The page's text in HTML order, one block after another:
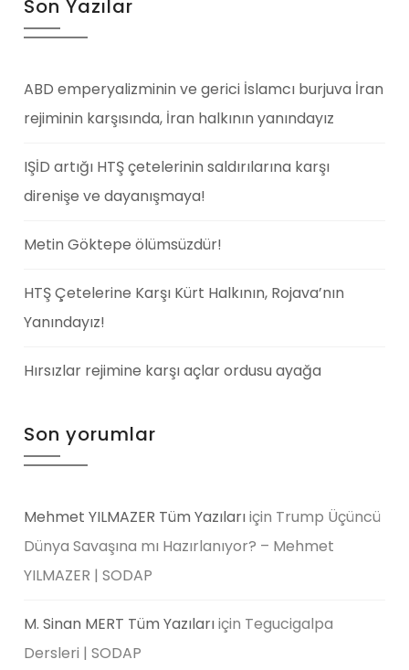
Son Yazılar
ABD emperyalizminin ve gerici İslamcı burjuva İran
rejiminin karşısında, İran halkının yanındayız
IŞİD artığı HTŞ çetelerinin saldırılarına karşı
direnişe ve dayanışmaya!
Metin Göktepe ölümsüzdür!
HTŞ Çetelerine Karşı Kürt Halkının, Rojava’nın
Yanındayız!
Hırsızlar rejimine karşı açlar ordusu ayağa
Son yorumlar
Mehmet YILMAZER Tüm Yazılarıiçin Trump Üçüncü
Dünya Savaşına mı Hazırlanıyor? – Mehmet
YILMAZER | SODAP
M. Sinan MERT Tüm Yazılarıiçin Tegucigalpa
Dersleri | SODAP